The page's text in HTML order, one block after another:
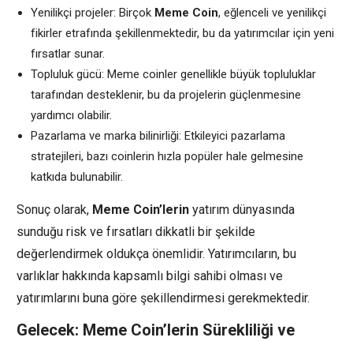
Yenilikçi projeler: Birçok Meme Coin, eğlenceli ve yenilikçi
fikirler etrafında şekillenmektedir, bu da yatırımcılar için yeni
fırsatlar sunar.
Topluluk gücü: Meme coinler genellikle büyük topluluklar
tarafından desteklenir, bu da projelerin güçlenmesine
yardımcı olabilir.
Pazarlama ve marka bilinirliği: Etkileyici pazarlama
stratejileri, bazı coinlerin hızla popüler hale gelmesine
katkıda bulunabilir.
Sonuç olarak, Meme Coin’lerin yatırım dünyasında
sunduğu risk ve fırsatları dikkatli bir şekilde
değerlendirmek oldukça önemlidir. Yatırımcıların, bu
varlıklar hakkında kapsamlı bilgi sahibi olması ve
yatırımlarını buna göre şekillendirmesi gerekmektedir.
Gelecek: Meme Coin’lerin Sürekliliği ve